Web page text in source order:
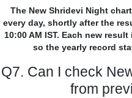
The New Shridevi Night
every day, shortly after the
10:00 AM IST. Each new
so the yearly record
Q7. Can I check
from